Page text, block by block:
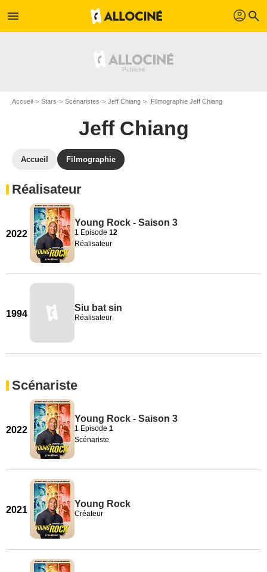
menu profil search
Accueil Stars Scénaristes Jeff Chiang Filmographie Jeff Chiang
Jeff Chiang
Accueil Filmographie
Réalisateur
2022
Young Rock - Saison 3
1 Episode 12
Réalisateur
1994
Siu bat sin
Réalisateur
Scénariste
2022
Young Rock - Saison 3
1 Episode 1
Scénariste
2021
Young Rock
Créateur